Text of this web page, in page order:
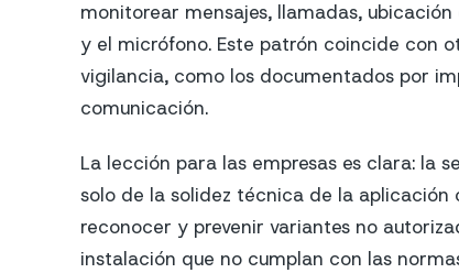
monitorear mensajes, llamadas,
y el micrófono. Este patrón coincide con
vigilancia, como los documentados por
comunicación.
La lección para las empresas es clara: la
solo de la solidez técnica de la
reconocer y prevenir variantes no
instalación que no cumplan con las